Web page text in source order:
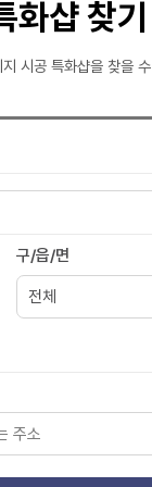
샵 찾기
시공 특화샵을 찾을 수
구/읍/면